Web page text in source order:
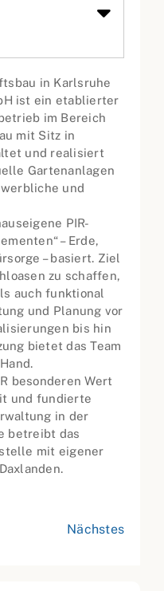
in Karlsruhe
ist ein etablierter
im Bereich
mit Sitz in
und realisiert
Gartenanlagen
und
PIR-
– Erde,
– basiert. Ziel
zu schaffen,
auch funktional
und Planung vor
bis hin
bietet das Team
besonderen Wert
und fundierte
in der
betreibt das
mit eigener
Nächstes